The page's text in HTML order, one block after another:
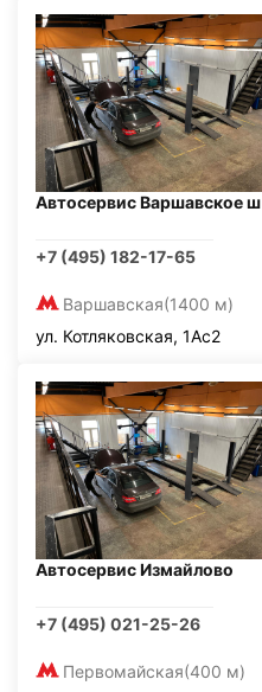
Автосервис Варшавское ш
+7 (495) 182-17-65
Варшавская(1400 м)
ул. Котляковская, 1Ас2
Автосервис Измайлово
+7 (495) 021-25-26
Первомайская(400 м)